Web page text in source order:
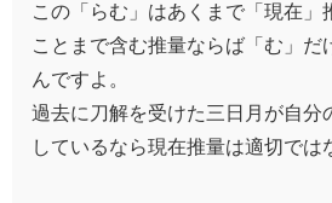
この「らむ」はあくまで「現在」
ことまで含む推量ならば「む」だ
んですよ。
過去に刀解を受けた三日月が自分
しているなら現在推量は適切では